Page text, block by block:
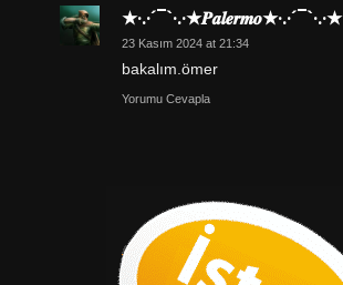
★·.·´¯`·.·★𝑷𝒂𝒍𝒆𝒓𝒎𝒐★·.·´¯`·.·★
23 Kasım 2024 at 21:34
bakalım.ömer
Yorumu Cevapla